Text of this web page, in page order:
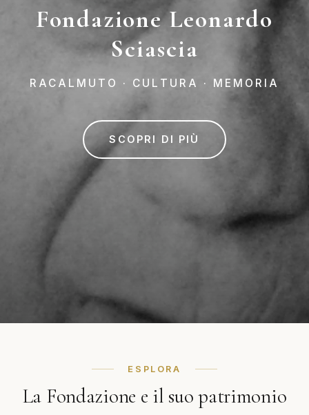
Fondazione Leonardo
Sciascia
RACALMUTO · CULTURA · MEMORIA
SCOPRI DI PIÙ
ESPLORA
La Fondazione e il suo patrimonio